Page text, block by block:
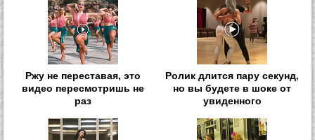
Ржу не переставая, это
видео пересмотришь не
раз
Ролик длится пару секунд,
но вы будете в шоке от
увиденного